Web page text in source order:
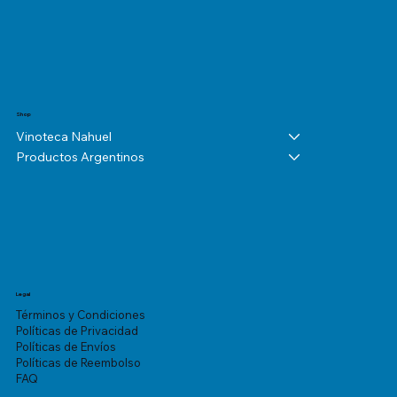
Shop
Vinoteca Nahuel
Productos Argentinos
Legal
Términos y Condiciones
Políticas de Privacidad
Políticas de Envíos
Políticas de Reembolso
FAQ